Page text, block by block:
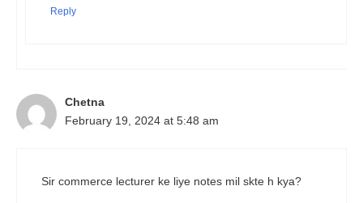
Reply
Chetna
February 19, 2024 at 5:48 am
Sir commerce lecturer ke liye notes mil skte h kya?